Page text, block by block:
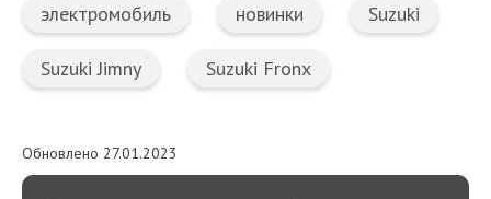
электромобиль новинки Suzuki
Suzuki Jimny Suzuki Fronx
Обновлено 27.01.2023